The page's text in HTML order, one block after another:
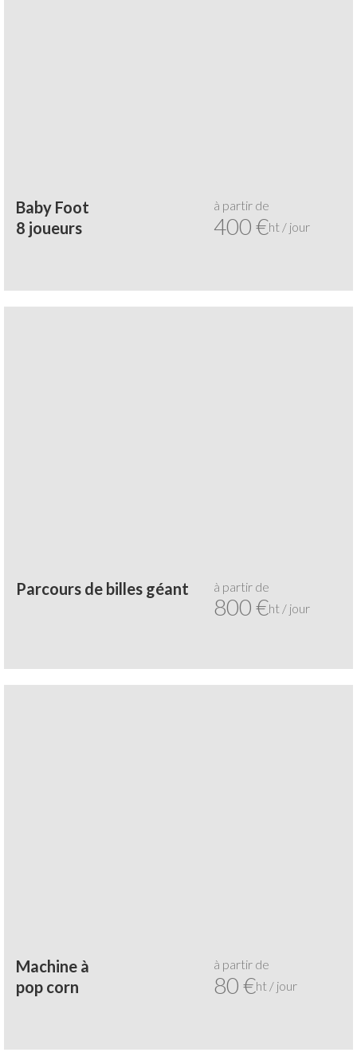
Baby Foot
8 joueurs
à partir de
400 €ht / jour
Parcours de billes géant à partir de
800 €ht / jour
Machine à
pop corn
à partir de
80 €ht / jour